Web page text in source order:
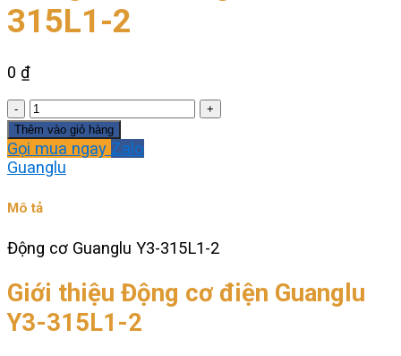
315L1-2
0 ₫
Động
cơ
Guanglu
Y3-
315L1-
2
Thêm vào giỏ hàng
Gọi mua ngay Zalo
Guanglu
Mô tả
Động cơ Guanglu Y3-315L1-2
Giới thiệu Động cơ điện Guanglu
Y3-315L1-2